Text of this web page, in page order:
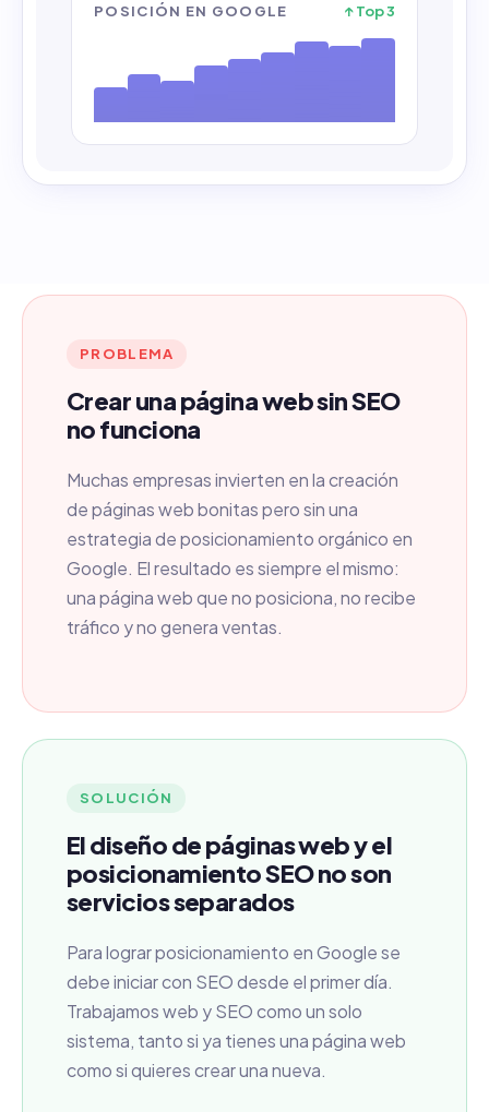
POSICIÓN EN GOOGLE ↑ Top 3
PROBLEMA
Crear una página web sin SEO
no funciona
Muchas empresas invierten en la creación
de páginas web bonitas pero sin una
estrategia de posicionamiento orgánico en
Google. El resultado es siempre el mismo:
una página web que no posiciona, no recibe
tráfico y no genera ventas.
SOLUCIÓN
El diseño de páginas web y el
posicionamiento SEO no son
servicios separados
Para lograr posicionamiento en Google se
debe iniciar con SEO desde el primer día.
Trabajamos web y SEO como un solo
sistema, tanto si ya tienes una página web
como si quieres crear una nueva.